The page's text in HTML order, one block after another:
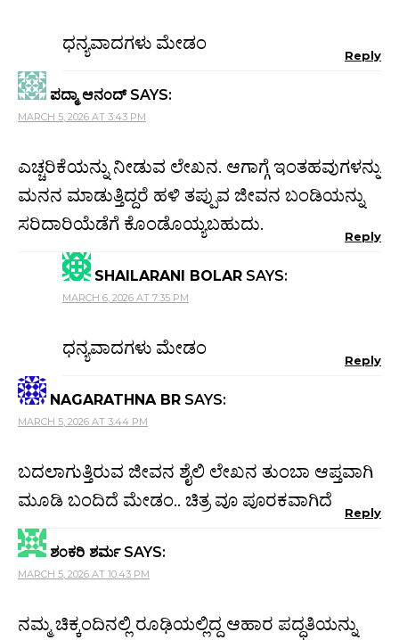
ಧನ್ಯವಾದಗಳು ಮೇಡಂ
Reply
ಪದ್ಮಾ ಆನಂದ್ SAYS:
MARCH 5, 2026 AT 3:43 PM
ಎಚ್ಚರಿಕೆಯನ್ನು ನೀಡುವ ಲೇಖನ. ಆಗಾಗ್ಗೆ ಇಂತಹವುಗಳನ್ನು
ಮನನ ಮಾಡುತ್ತಿದ್ದರೆ ಹಳಿ ತಪ್ಪುವ ಜೀವನ ಬಂಡಿಯನ್ನು
ಸರಿದಾರಿಯೆಡೆಗೆ ಕೊಂಡೊಯ್ಯಬಹುದು.
Reply
SHAILARANI BOLAR SAYS:
MARCH 6, 2026 AT 7:35 PM
ಧನ್ಯವಾದಗಳು ಮೇಡಂ
Reply
NAGARATHNA BR SAYS:
MARCH 5, 2026 AT 3:44 PM
ಬದಲಾಗುತ್ತಿರುವ ಜೀವನ ಶೈಲಿ ಲೇಖನ ತುಂಬಾ ಆಪ್ತವಾಗಿ
ಮೂಡಿ ಬಂದಿದೆ ಮೇಡಂ.. ಚಿತ್ರ ವೂ ಪೂರಕವಾಗಿದೆ
Reply
ಶಂಕರಿ ಶರ್ಮ SAYS:
MARCH 5, 2026 AT 10:43 PM
ನಮ್ಮ ಚಿಕ್ಕಂದಿನಲ್ಲಿ ರೂಢಿಯಲ್ಲಿದ್ದ ಆಹಾರ ಪದ್ಧತಿಯನ್ನು